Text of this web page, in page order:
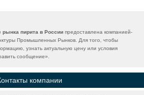
рынка пирита в России предоставлена компанией-
Промышленных Рынков. Для того, чтобы
узнать актуальную цену или условия
сообщение».
компании